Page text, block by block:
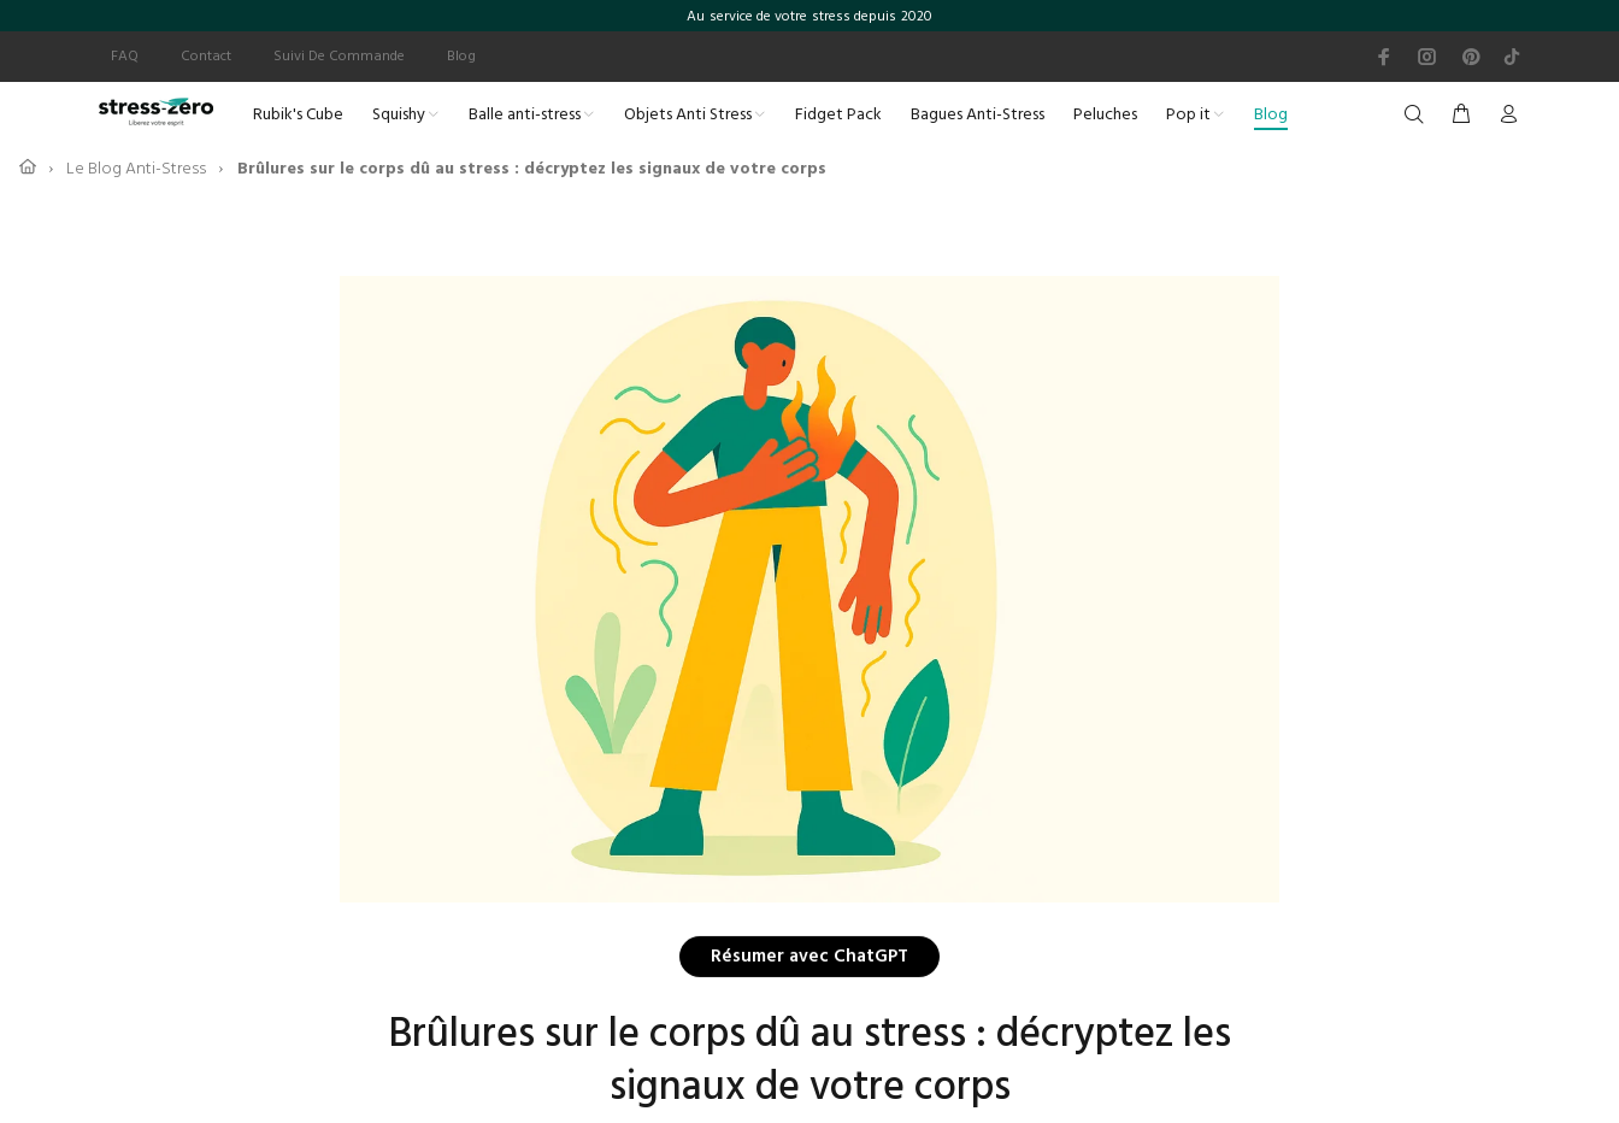
Au service de votre stress depuis 2020
FAQ
Contact Suivi De Commande Blog
Rubik's Cube Squishy Balle anti-stress Objets Anti Stress Fidget Pack Bagues Anti-Stress Peluches Pop it Blog
› Le Blog Anti-Stress › Brûlures sur le corps dû au stress : décryptez les signaux de votre corps
Résumer avec ChatGPT
Brûlures sur le corps dû au stress : décryptez les
signaux de votre corps